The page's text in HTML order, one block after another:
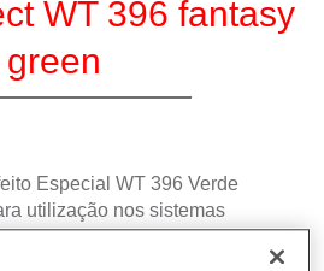
WT 396 fantasy
green
Especial WT 396 Verde
utilização nos sistemas
Hi-TEC 480 e Permahyd Base